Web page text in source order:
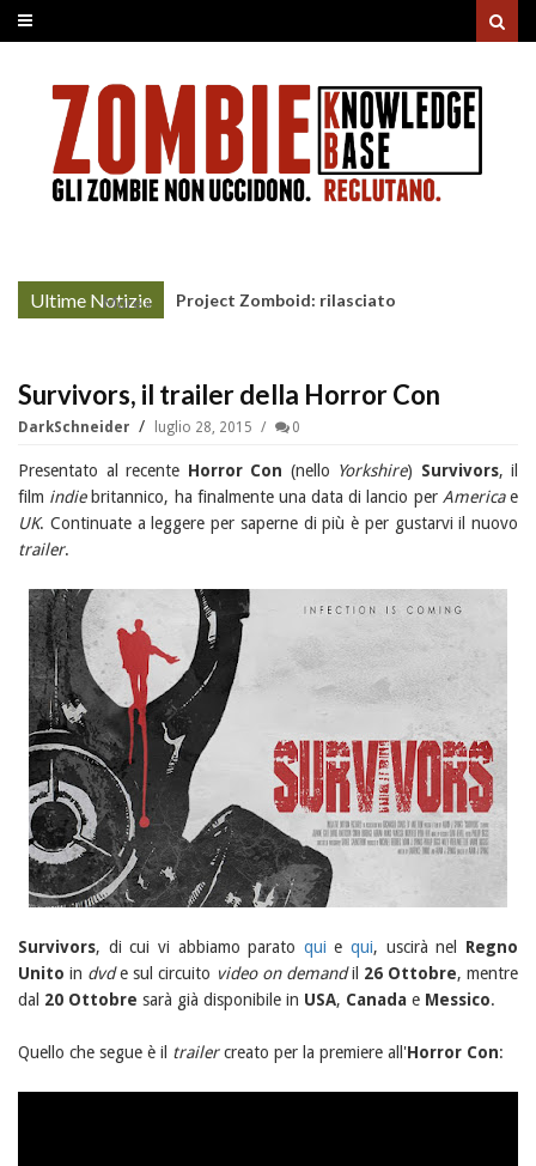
Ultime Notizie
More »
Project Zomboid: rilasciato
Survivors, il trailer della Horror Con
DarkSchneider luglio 28, 2015 0
Presentato al recente Horror Con (nello Yorkshire) Survivors, il
film indiebritannico, ha finalmente una data di lancio per Americae
UK. Continuate a leggere per saperne di più è per gustarvi il nuovo
trailer.
Survivors, di cui vi abbiamo parato qui equi, uscirà nel Regno
Unito in dvde sul circuito video on demandil 26 Ottobre, mentre
dal 20 Ottobre sarà già disponibile in USA, Canada e Messico.
Quello che segue è il trailercreato per la premiere all'Horror Con: